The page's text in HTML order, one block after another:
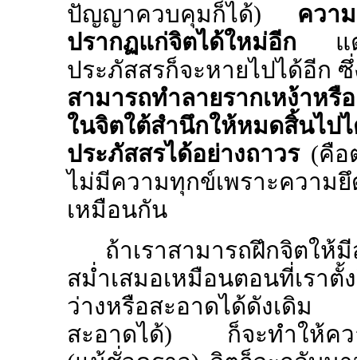
ปัญญาควบคุมก็ได้) ควา
ปรากฏแก่จิตได้ใหม่อีก
ประภัสสรก็จะหายไปได้อีก
สามารถทำลายรากเหง้าห
ในจิตใต้สำนึกให้หมดสิ้
ประภัสสรได้อย่างถาวร(คือต
ไม่มีความทุกข์เพราะความยึ
เหมือนกัน
ถ้าเราสามารถฝึกจิต
สม่ำเสมอเหมือนตอนที่เรา
ว่างหรือสะอาดได้ดังเดิม
สะอาดได้)
ก็จะทำให้ค